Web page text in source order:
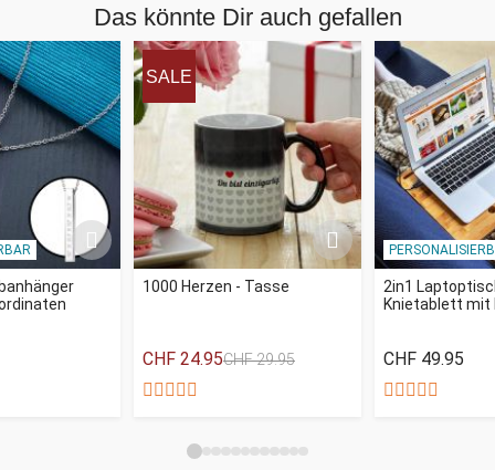
Das könnte Dir auch gefallen
SALE
1000 Herzen - Tasse
CHF 24.95CHF 29.95
2in1
Knietablett mit
CHF 49.95